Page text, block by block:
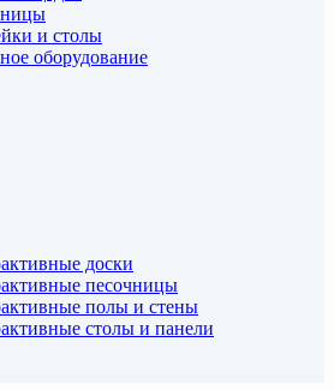
и столы
оборудование
доски
песочницы
полы и стены
столы и панели